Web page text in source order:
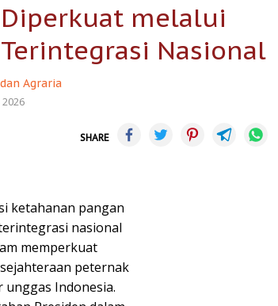
melalui
Nasional
Agraria
SHARE
ketahanan pangan
nasional
memperkuat
peternak
Indonesia.